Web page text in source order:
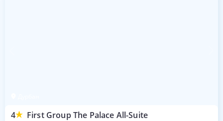
4 First Group The Palace All-Suite